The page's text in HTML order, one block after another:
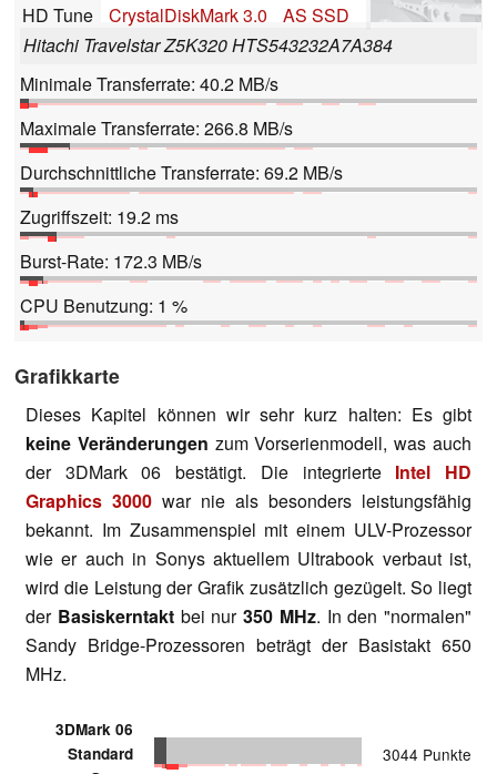
HD Tune CrystalDiskMark 3.0
AS SSD
Hitachi Travelstar Z5K320 HTS543232A7A384
Minimale Transferrate: 40.2 MB/s
Maximale Transferrate: 266.8 MB/s
Durchschnittliche Transferrate: 69.2 MB/s
Zugriffszeit: 19.2 ms
Burst-Rate: 172.3 MB/s
CPU Benutzung: 1 %
Grafikkarte
Dieses Kapitel können wir sehr kurz halten: Es gibt
keine Veränderungen zum Vorserienmodell, was auch
der 3DMark 06 bestätigt. Die integrierte Intel HD
Graphics 3000 war nie als besonders leistungsfähig
bekannt. Im Zusammenspiel mit einem ULV-Prozessor
wie er auch in Sonys aktuellem Ultrabook verbaut ist,
wird die Leistung der Grafik zusätzlich gezügelt. So liegt
der Basiskerntaktbei nur 350 MHz. In den "normalen"
Sandy Bridge-Prozessoren beträgt der Basistakt 650
MHz.
3DMark 06
Standard
3044 Punkte